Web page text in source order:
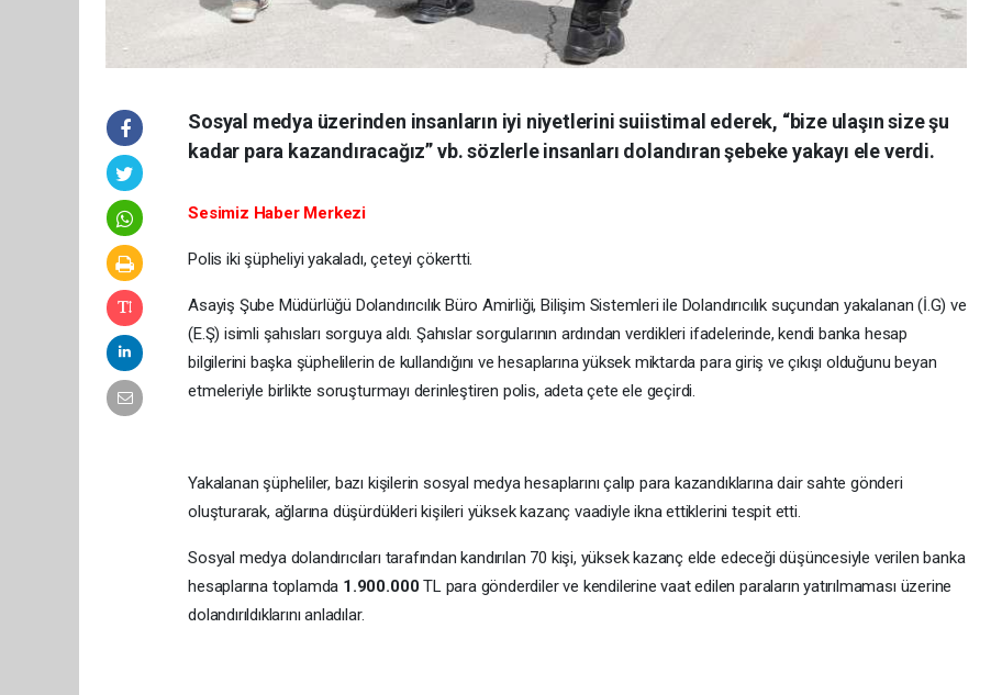
Sosyal medya üzerinden insanların iyi niyetlerini suiistimal ederek, “bize ulaşın size şu
kadar para kazandıracağız” vb. sözlerle insanları dolandıran şebeke yakayı ele verdi.
Sesimiz Haber Merkezi
Polis iki şüpheliyi yakaladı, çeteyi çökertti.
Asayiş Şube Müdürlüğü Dolandırıcılık Büro Amirliği, Bilişim Sistemleri ile Dolandırıcılık suçundan yakalanan (İ.G) ve
(E.Ş) isimli şahısları sorguya aldı. Şahıslar sorgularının ardından verdikleri ifadelerinde, kendi banka hesap
bilgilerini başka şüphelilerin de kullandığını ve hesaplarına yüksek miktarda para giriş ve çıkışı olduğunu beyan
etmeleriyle birlikte soruşturmayı derinleştiren polis, adeta çete ele geçirdi.
Yakalanan şüpheliler, bazı kişilerin sosyal medya hesaplarını çalıp para kazandıklarına dair sahte gönderi
oluşturarak, ağlarına düşürdükleri kişileri yüksek kazanç vaadiyle ikna ettiklerini tespit etti.
Sosyal medya dolandırıcıları tarafından kandırılan 70 kişi, yüksek kazanç elde edeceği düşüncesiyle verilen banka
hesaplarına toplamda 1.900.000TL para gönderdiler ve kendilerine vaat edilen paraların yatırılmaması üzerine
dolandırıldıklarını anladılar.